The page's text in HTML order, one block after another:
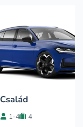
Család
1-4
4